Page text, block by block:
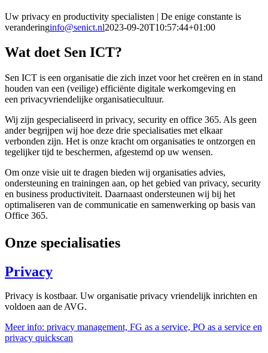
Uw privacy en productivity specialisten | De enige constante is
veranderinginfo@senict.nl2023-09-20T10:57:44+01:00
Wat doet Sen ICT?
Sen ICT is een organisatie die zich inzet voor het creëren en in stand
houden van een (veilige) efficiënte digitale werkomgeving en
een privacyvriendelijke organisatiecultuur.
Wij zijn gespecialiseerd in privacy, security en office 365. Als geen
ander begrijpen wij hoe deze drie specialisaties met elkaar
verbonden zijn. Het is onze kracht om organisaties te ontzorgen en
tegelijker tijd te beschermen, afgestemd op uw wensen.
Om onze visie uit te dragen bieden wij organisaties advies,
ondersteuning en trainingen aan, op het gebied van privacy, security
en business productiviteit. Daarnaast ondersteunen wij bij het
optimaliseren van de communicatie en samenwerking op basis van
Office 365.
Onze specialisaties
Privacy
Privacy is kostbaar. Uw organisatie privacy vriendelijk inrichten en
voldoen aan de AVG.
Meer info: privacy management, FG as a service, PO as a service en
privacy quickscan